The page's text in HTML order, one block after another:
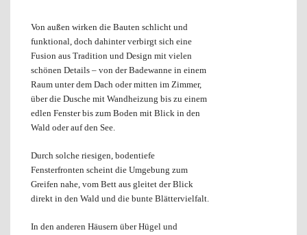
Von außen wirken die Bauten schlicht und
funktional, doch dahinter verbirgt sich eine
Fusion aus Tradition und Design mit vielen
schönen Details – von der Badewanne in einem
Raum unter dem Dach oder mitten im Zimmer,
über die Dusche mit Wandheizung bis zu einem
edlen Fenster bis zum Boden mit Blick in den
Wald oder auf den See.
Durch solche riesigen, bodentiefe
Fensterfronten scheint die Umgebung zum
Greifen nahe, vom Bett aus gleitet der Blick
direkt in den Wald und die bunte Blättervielfalt.
In den anderen Häusern über Hügel und